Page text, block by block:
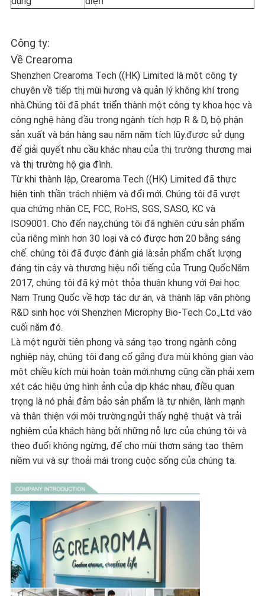
Công ty:
Về Crearoma
Shenzhen Crearoma Tech ((HK) Limited là một công ty
chuyên về tiếp thị mùi hương và quản lý không khí trong
nhà.Chúng tôi đã phát triển thành một công ty khoa học và
công nghệ hàng đầu trong ngành tích hợp R & D, bộ phận
sản xuất và bán hàng sau năm năm tích lũy.được sử dụng
để giải quyết nhu cầu khác nhau của thị trường thương mại
và thị trường hộ gia đình.
Từ khi thành lập, Crearoma Tech ((HK) Limited đã thực
hiện tinh thần trách nhiệm và đổi mới. Chúng tôi đã vượt
qua chứng nhận CE, FCC, RoHS, SGS, SASO, KC và
ISO9001. Cho đến nay,chúng tôi đã nghiên cứu sản phẩm
của riêng mình hơn 30 loại và có được hơn 20 bằng sáng
chế. chúng tôi đã được đánh giá là:sản phẩm chất lượng
đáng tin cậy và thương hiệu nổi tiếng của Trung QuốcNăm
2017, chúng tôi đã ký một thỏa thuận khung với Đại học
Nam Trung Quốc về hợp tác dự án, và thành lập văn phòng
R&D sinh học với Shenzhen Microphy Bio-Tech Co.,Ltd vào
cuối năm đó.
Là một người tiên phong và sáng tạo trong ngành công
nghiệp này, chúng tôi đang cố gắng đưa mùi không gian vào
một chiều kích mùi hoàn toàn mới.nhưng cũng cần phải xem
xét các hiệu ứng hình ảnh của dịp khác nhau, điều quan
trọng là nó phải đảm bảo sản phẩm là tự nhiên, lành mạnh
và thân thiện với môi trường.ngửi thấy nghệ thuật và trải
nghiệm của khách hàng bởi những nỗ lực của chúng tôi và
theo đuổi không ngừng, để cho mùi thơm sáng tạo thêm
niềm vui và sự thoải mái trong cuộc sống của chúng ta.